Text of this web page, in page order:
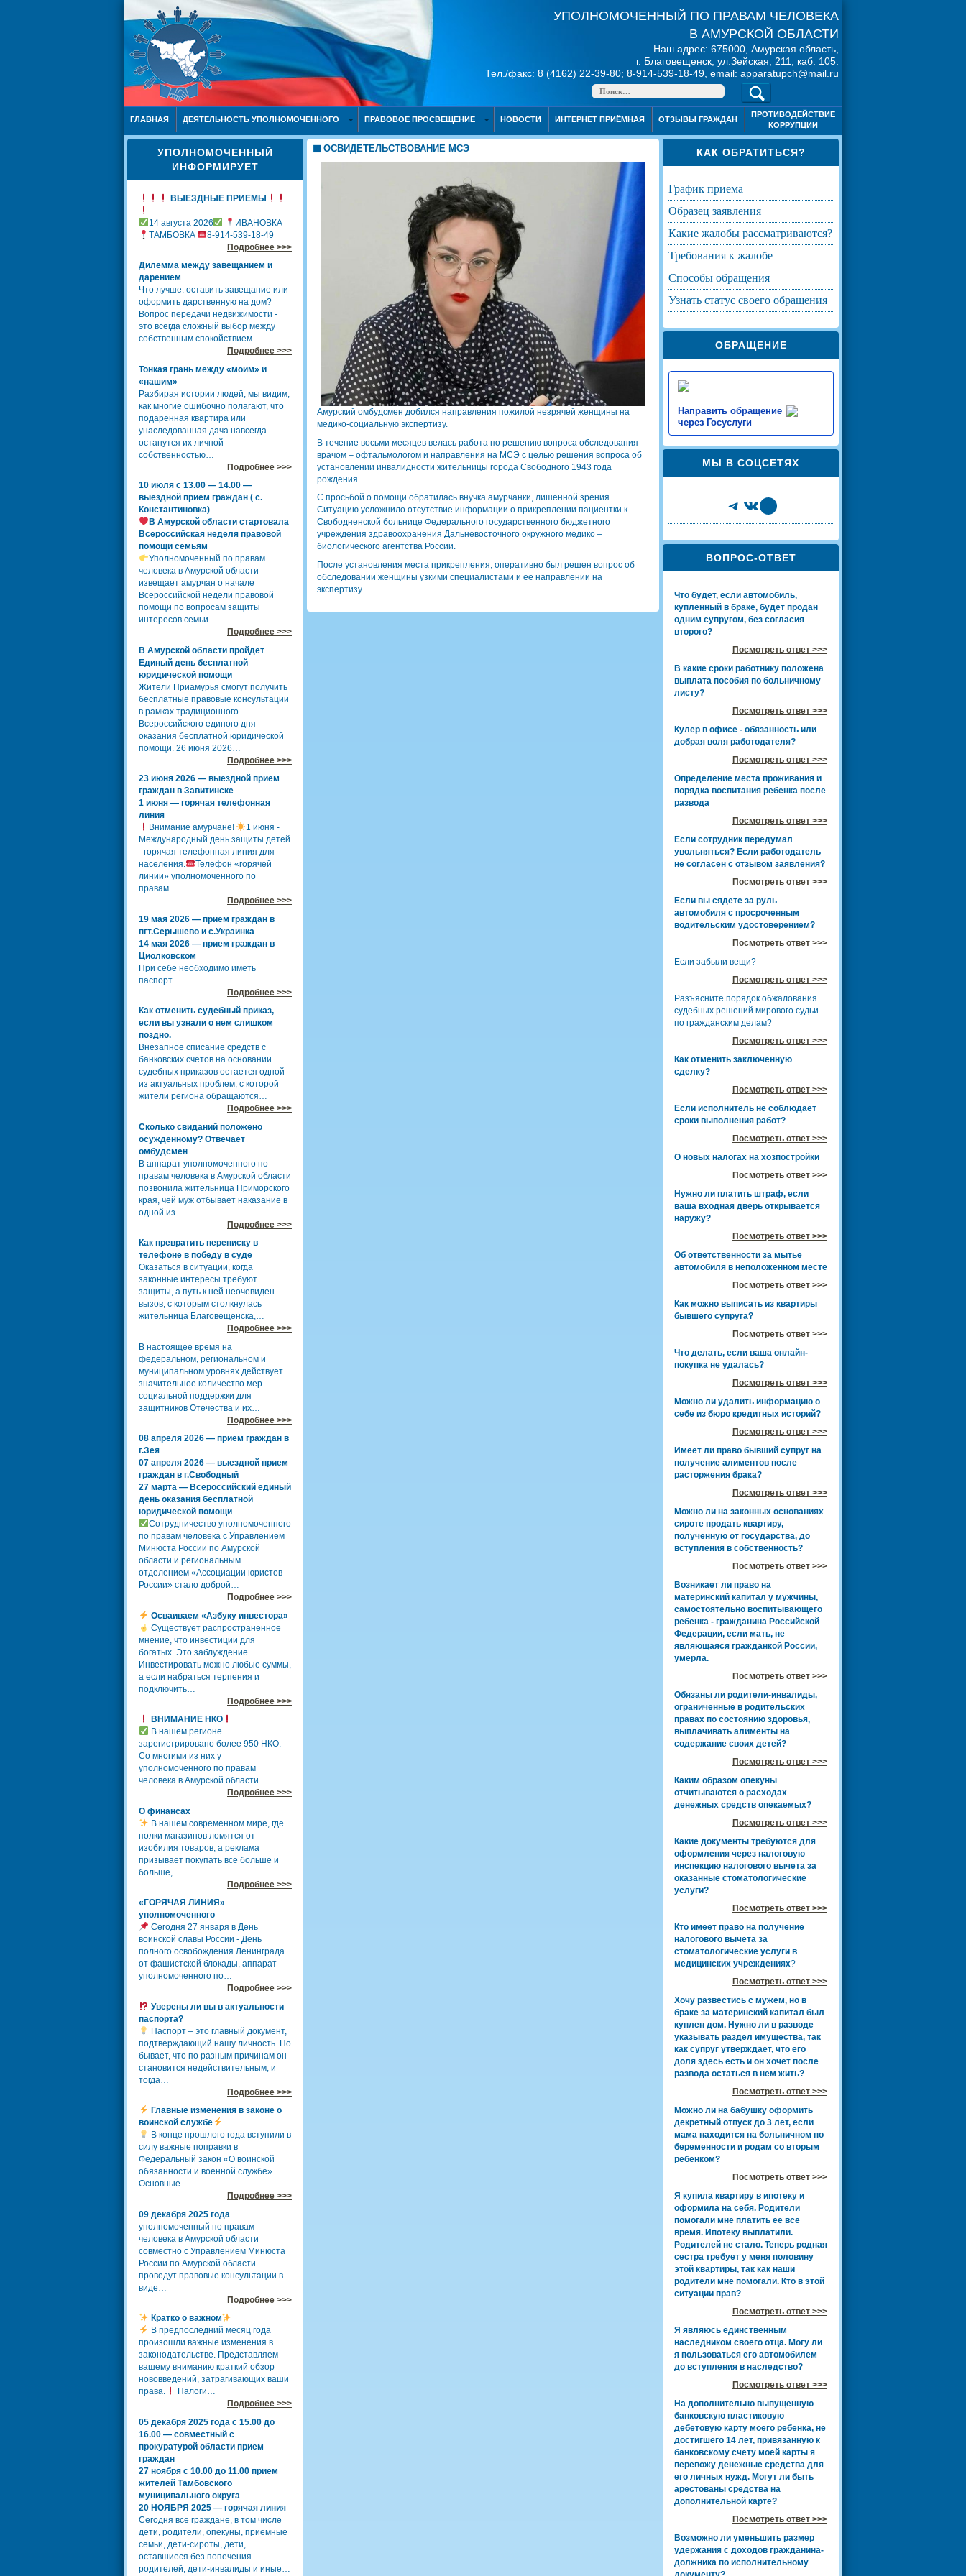
УПОЛНОМОЧЕННЫЙ ПО ПРАВАМ ЧЕЛОВЕКА
В АМУРСКОЙ ОБЛАСТИ
Наш адрес: 675000, Амурская область,
г. Благовещенск, ул.Зейская, 211, каб. 105.
Тел./факс: 8 (4162) 22-39-80; 8-914-539-18-49, email: apparatupch@mail.ru
ГЛАВНАЯ ДЕЯТЕЛЬНОСТЬ УПОЛНОМОЧЕННОГО ПРАВОВОЕ ПРОСВЕЩЕНИЕ НОВОСТИ ИНТЕРНЕТ ПРИЁМНАЯ ОТЗЫВЫ ГРАЖДАН
ПРОТИВОДЕЙСТВИЕ
КОРРУПЦИИ
УПОЛНОМОЧЕННЫЙ
ИНФОРМИРУЕТ
ВЫЕЗДНЫЕ ПРИЕМЫ
14 августа 2026
ИВАНОВКА
ТАМБОВКА
8-914-539-18-49
Подробнее >>>
Дилемма между завещанием и
дарением
Что лучше: оставить завещание или
оформить дарственную на дом?
Вопрос передачи недвижимости -
это всегда сложный выбор между
собственным спокойствием…
Подробнее >>>
Тонкая грань между «моим» и
«нашим»
Разбирая истории людей, мы видим,
как многие ошибочно полагают, что
подаренная квартира или
унаследованная дача навсегда
останутся их личной
собственностью…
Подробнее >>>
10 июля с 13.00 — 14.00 —
выездной прием граждан ( с.
Константиновка)
В Амурской области стартовала
Всероссийская неделя правовой
помощи семьям
Уполномоченный по правам
человека в Амурской области
извещает амурчан о начале
Всероссийской недели правовой
помощи по вопросам защиты
интересов семьи.…
Подробнее >>>
В Амурской области пройдет
Единый день бесплатной
юридической помощи
Жители Приамурья смогут получить
бесплатные правовые консультации
в рамках традиционного
Всероссийского единого дня
оказания бесплатной юридической
помощи. 26 июня 2026…
Подробнее >>>
23 июня 2026 — выездной прием
граждан в Завитинске
1 июня — горячая телефонная
линия
Внимание амурчане!
1 июня -
Международный день защиты детей
- горячая телефонная линия для
населения.
Телефон «горячей
линии» уполномоченного по
правам…
Подробнее >>>
19 мая 2026 — прием граждан в
пгт.Серышево и с.Украинка
14 мая 2026 — прием граждан в
Циолковском
При себе необходимо иметь
паспорт.
Подробнее >>>
Как отменить судебный приказ,
если вы узнали о нем слишком
поздно.
Внезапное списание средств с
банковских счетов на основании
судебных приказов остается одной
из актуальных проблем, с которой
жители региона обращаются…
Подробнее >>>
Сколько свиданий положено
осужденному? Отвечает
омбудсмен
В аппарат уполномоченного по
правам человека в Амурской области
позвонила жительница Приморского
края, чей муж отбывает наказание в
одной из…
Подробнее >>>
Как превратить переписку в
телефоне в победу в суде
Оказаться в ситуации, когда
законные интересы требуют
защиты, а путь к ней неочевиден -
вызов, с которым столкнулась
жительница Благовещенска,…
Подробнее >>>
В настоящее время на
федеральном, региональном и
муниципальном уровнях действует
значительное количество мер
социальной поддержки для
защитников Отечества и их…
Подробнее >>>
08 апреля 2026 — прием граждан в
г.Зея
07 апреля 2026 — выездной прием
граждан в г.Свободный
27 марта — Всероссийский единый
день оказания бесплатной
юридической помощи
Сотрудничество уполномоченного
по правам человека с Управлением
Минюста России по Амурской
области и региональным
отделением «Ассоциации юристов
России» стало доброй…
Подробнее >>>
Осваиваем «Азбуку инвестора»
Существует распространенное
мнение, что инвестиции для
богатых. Это заблуждение.
Инвестировать можно любые суммы,
а если набраться терпения и
подключить…
Подробнее >>>
ВНИМАНИЕ НКО
В нашем регионе
зарегистрировано более 950 НКО.
Со многими из них у
уполномоченного по правам
человека в Амурской области…
Подробнее >>>
О финансах
В нашем современном мире, где
полки магазинов ломятся от
изобилия товаров, а реклама
призывает покупать все больше и
больше,…
Подробнее >>>
«ГОРЯЧАЯ ЛИНИЯ»
уполномоченного
Сегодня 27 января в День
воинской славы России - День
полного освобождения Ленинграда
от фашистской блокады, аппарат
уполномоченного по…
Подробнее >>>
Уверены ли вы в актуальности
паспорта?
Паспорт – это главный документ,
подтверждающий нашу личность. Но
бывает, что по разным причинам он
становится недействительным, и
тогда…
Подробнее >>>
Главные изменения в законе о
воинской службе
В конце прошлого года вступили в
силу важные поправки в
Федеральный закон «О воинской
обязанности и военной службе».
Основные…
Подробнее >>>
09 декабря 2025 года
уполномоченный по правам
человека в Амурской области
совместно с Управлением Минюста
России по Амурской области
проведут правовые консультации в
виде…
Подробнее >>>
Кратко о важном
В предпоследний месяц года
произошли важные изменения в
законодательстве. Представляем
вашему вниманию краткий обзор
нововведений, затрагивающих ваши
права.
Налоги…
Подробнее >>>
05 декабря 2025 года с 15.00 до
16.00 — совместный с
прокуратурой области прием
граждан
27 ноября с 10.00 до 11.00 прием
жителей Тамбовского
муниципального округа
20 НОЯБРЯ 2025 — горячая линия
Сегодня все граждане, в том числе
дети, родители, опекуны, приемные
семьи, дети-сироты, дети,
оставшиеся без попечения
родителей, дети-инвалиды и иные…
ОСВИДЕТЕЛЬСТВОВАНИЕ МСЭ
Амурский омбудсмен добился направления пожилой незрячей женщины на
медико-социальную экспертизу.
В течение восьми месяцев велась работа по решению вопроса обследования
врачом – офтальмологом и направления на МСЭ с целью решения вопроса об
установлении инвалидности жительницы города Свободного 1943 года
рождения.
С просьбой о помощи обратилась внучка амурчанки, лишенной зрения.
Ситуацию усложнило отсутствие информации о прикреплении пациентки к
Свободненской больнице Федерального государственного бюджетного
учреждения здравоохранения Дальневосточного окружного медико –
биологического агентства России.
После установления места прикрепления, оперативно был решен вопрос об
обследовании женщины узкими специалистами и ее направлении на
экспертизу.
КАК ОБРАТИТЬСЯ?
график приема
образец заявления
какие жалобы рассматриваются?
требования к жалобе
способы обращения
узнать статус своего обращения
ОБРАЩЕНИЕ
Направить обращение
через Госуслуги
МЫ В СОЦСЕТЯХ
Telegram
VKShare Icon
ВОПРОС-ОТВЕТ
Что будет, если автомобиль,
купленный в браке, будет продан
одним супругом, без согласия
второго?
Посмотреть ответ >>>
В какие сроки работнику положена
выплата пособия по больничному
листу?
Посмотреть ответ >>>
Кулер в офисе - обязанность или
добрая воля работодателя?
Посмотреть ответ >>>
Определение места проживания и
порядка воспитания ребенка после
развода
Посмотреть ответ >>>
Если сотрудник передумал
увольняться? Если работодатель
не согласен с отзывом заявления?
Посмотреть ответ >>>
Если вы сядете за руль
автомобиля с просроченным
водительским удостоверением?
Посмотреть ответ >>>
Если забыли вещи?
Посмотреть ответ >>>
Разъясните порядок обжалования
судебных решений мирового судьи
по гражданским делам?
Посмотреть ответ >>>
Как отменить заключенную
сделку?
Посмотреть ответ >>>
Если исполнитель не соблюдает
сроки выполнения работ?
Посмотреть ответ >>>
О новых налогах на хозпостройки
Посмотреть ответ >>>
Нужно ли платить штраф, если
ваша входная дверь открывается
наружу?
Посмотреть ответ >>>
Об ответственности за мытье
автомобиля в неположенном месте
Посмотреть ответ >>>
Как можно выписать из квартиры
бывшего супруга?
Посмотреть ответ >>>
Что делать, если ваша онлайн-
покупка не удалась?
Посмотреть ответ >>>
Можно ли удалить информацию о
себе из бюро кредитных историй?
Посмотреть ответ >>>
Имеет ли право бывший супруг на
получение алиментов после
расторжения брака?
Посмотреть ответ >>>
Можно ли на законных основаниях
сироте продать квартиру,
полученную от государства, до
вступления в собственность?
Посмотреть ответ >>>
Возникает ли право на
материнский капитал у мужчины,
самостоятельно воспитывающего
ребенка - гражданина Российской
Федерации, если мать, не
являющаяся гражданкой России,
умерла.
Посмотреть ответ >>>
Обязаны ли родители-инвалиды,
ограниченные в родительских
правах по состоянию здоровья,
выплачивать алименты на
содержание своих детей?
Посмотреть ответ >>>
Каким образом опекуны
отчитываются о расходах
денежных средств опекаемых?
Посмотреть ответ >>>
Какие документы требуются для
оформления через налоговую
инспекцию налогового вычета за
оказанные стоматологические
услуги?
Посмотреть ответ >>>
Кто имеет право на получение
налогового вычета за
стоматологические услуги в
медицинских учреждениях?
Посмотреть ответ >>>
Хочу развестись с мужем, но в
браке за материнский капитал был
куплен дом. Нужно ли в разводе
указывать раздел имущества, так
как супруг утверждает, что его
доля здесь есть и он хочет после
развода остаться в нем жить?
Посмотреть ответ >>>
Можно ли на бабушку оформить
декретный отпуск до 3 лет, если
мама находится на больничном по
беременности и родам со вторым
ребёнком?
Посмотреть ответ >>>
Я купила квартиру в ипотеку и
оформила на себя. Родители
помогали мне платить ее все
время. Ипотеку выплатили.
Родителей не стало. Теперь родная
сестра требует у меня половину
этой квартиры, так как наши
родители мне помогали. Кто в этой
ситуации прав?
Посмотреть ответ >>>
Я являюсь единственным
наследником своего отца. Могу ли
я пользоваться его автомобилем
до вступления в наследство?
Посмотреть ответ >>>
На дополнительно выпущенную
банковскую пластиковую
дебетовую карту моего ребенка, не
достигшего 14 лет, привязанную к
банковскому счету моей карты я
перевожу денежные средства для
его личных нужд. Могут ли быть
арестованы средства на
дополнительной карте?
Посмотреть ответ >>>
Возможно ли уменьшить размер
удержания с доходов гражданина-
должника по исполнительному